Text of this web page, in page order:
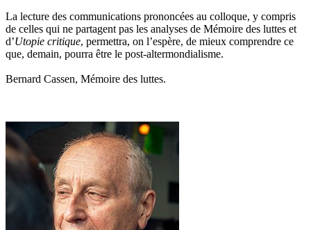
La lecture des communications prononcées au colloque, y compris
de celles qui ne partagent pas les analyses de Mémoire des luttes et
d’Utopie critique, permettra, on l’espère, de mieux comprendre ce
que, demain, pourra être le post-altermondialisme.
Bernard Cassen, Mémoire des luttes.